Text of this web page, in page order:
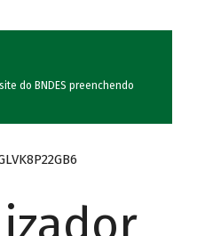
do BNDES preenchendo